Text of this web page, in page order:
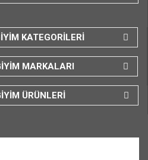
KATEGORİLERİ
MARKALARI
ÜRÜNLERİ